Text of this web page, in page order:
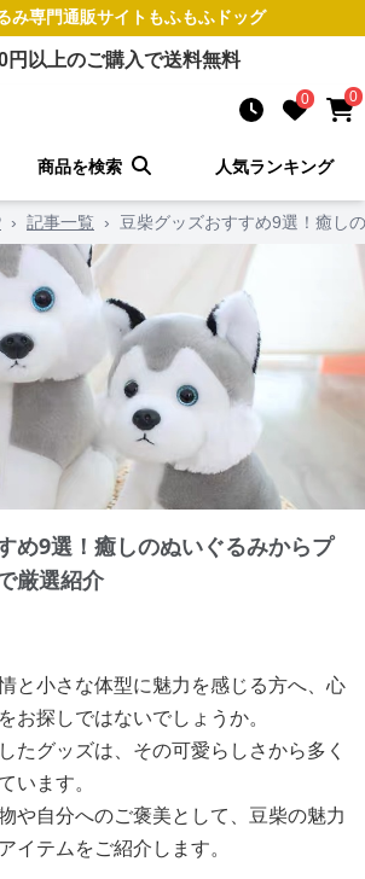
み専門通販サイト もふもふドッグ
円以上のご購入で送料無料
0 0
商品を検索 人気ランキング
› 記事一覧 › 豆柴グッズおすすめ9選！癒し
め9選！癒しのぬいぐるみからプ
厳選紹介
と小さな体型に魅力を感じる方へ、心
お探しではないでしょうか。
たグッズは、その可愛らしさから多く
います。
や自分へのご褒美として、豆柴の魅力
イテムをご紹介します。